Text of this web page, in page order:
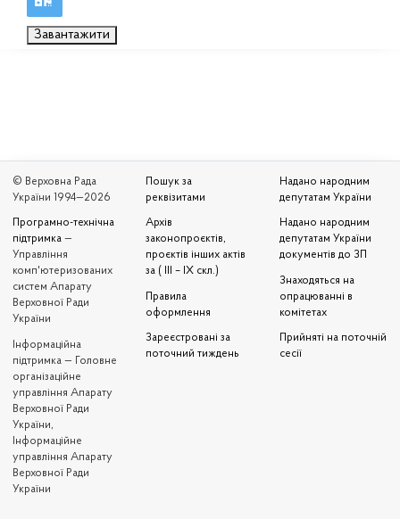
Завантажити
© Верховна Рада
України 1994—2026
Програмно-технічна
підтримка —
Управління
комп'ютеризованих
систем Апарату
Верховної Ради
України
Iнформаційна
підтримка — Головне
організаційне
управління Апарату
Верховної Ради
України,
Інформаційне
управління Апарату
Верховної Ради
України
Пошук за
реквізитами
Архів
законопроєктів,
проєктів інших актів
за ( III – IX скл.)
Правила
оформлення
Зареєстровані за
поточний тиждень
Надано народним
депутатам України
Надано народним
депутатам України
документів до ЗП
Знаходяться на
опрацюванні в
комітетах
Прийняті на поточній
сесії